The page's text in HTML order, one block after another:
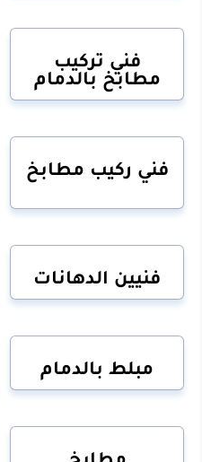
فني تركيب
مطابخ بالدمام
فني ركيب مطابخ
فنيين الدهانات
مبلط بالدمام